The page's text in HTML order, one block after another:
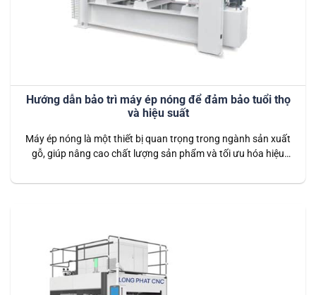
Hướng dẫn bảo trì máy ép nóng để đảm bảo tuổi thọ
và hiệu suất
Máy ép nóng là một thiết bị quan trọng trong ngành sản xuất
gỗ, giúp nâng cao chất lượng sản phẩm và tối ưu hóa hiệu
động hiệu quả và có tuổi thọ cao, việc bảo trì định kỳ và đúng